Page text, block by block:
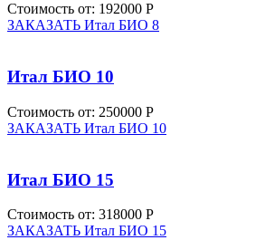
Стоимость от: 192000 Р
ЗАКАЗАТЬ Итал БИО 8
Итал БИО 10
Стоимость от: 250000 Р
ЗАКАЗАТЬ Итал БИО 10
Итал БИО 15
Стоимость от: 318000 Р
ЗАКАЗАТЬ Итал БИО 15